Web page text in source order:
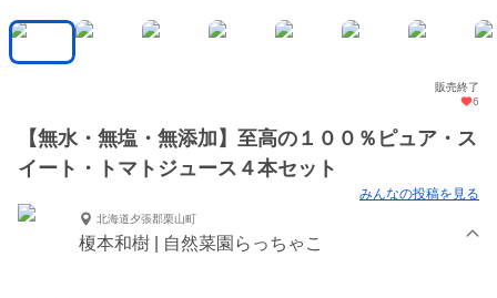
販売終了
6
【無水・無塩・無添加】至高の１００％ピュア・ス
イート・トマトジュース４本セット
みんなの投稿を見る
北海道夕張郡栗山町
榎本和樹 | 自然菜園らっちゃこ